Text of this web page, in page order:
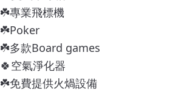
☘️專業飛標機
☘️Poker
☘️多款Board games
🍀空氣淨化器
☘️免費提供火煱設備